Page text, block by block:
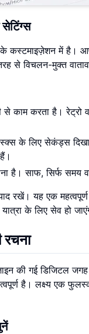
में है।
से विचलन-मुक्त
से काम करता है।
के लिए सेकंड्स
है। साफ, सिर्फ समय
रखें। यह एक
के लिए सेव हो
रचना
की गई डिजिटल
है। लक्ष्य एक